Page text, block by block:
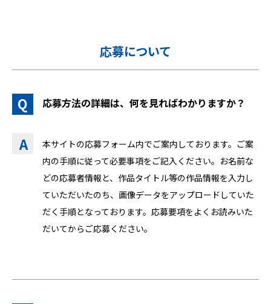
応募について
応募方法の詳細は、何を見ればわかりますか？
本サイトの応募フォーム内でご案内しております。ご案
内の手順に従って必要事項をご記入ください。お名前な
どの応募者情報と、作品タイトル等の作品情報を入力し
ていただいたのち、画像データをアップロードしていた
だく手順となっております。応募要項をよくお読みいた
だいてからご応募ください。